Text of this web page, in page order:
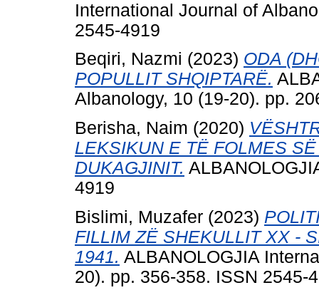
International Journal of
2545-4919
Beqiri, Nazmi (2023) ODA
POPULLIT SHQIPTARË.
Albanology, 10 (19-20). pp.
Berisha, Naim (2020)
LEKSIKUN E TË FOLMES
DUKAGJINIT.
4919
Bislimi, Muzafer (2023)
FILLIM ZË SHEKULLIT XX -
1941. ALBANOLOGJIA
20). pp. 356-358. ISSN 2545-